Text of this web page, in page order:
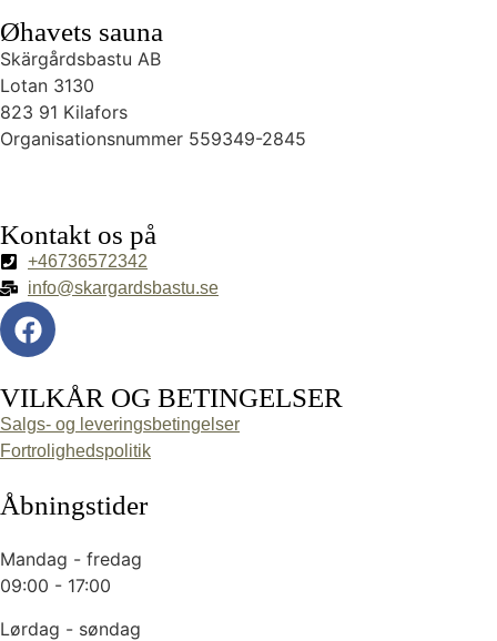
Øhavets sauna
Skärgårdsbastu AB
Lotan 3130
823 91 Kilafors
Organisationsnummer 559349-2845
Kontakt os på
+46736572342
info@skargardsbastu.se
VILKÅR OG BETINGELSER
Salgs- og leveringsbetingelser
Fortrolighedspolitik
Åbningstider
Mandag - fredag
09:00 - 17:00
Lørdag - søndag